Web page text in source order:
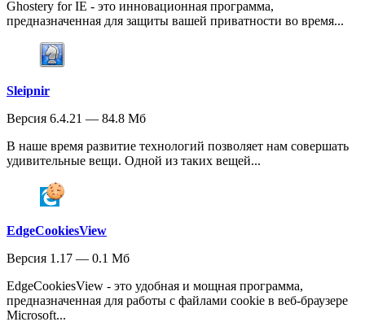
Ghostery for IE - это инновационная программа,
предназначенная для защиты вашей приватности во время...
Sleipnir
Версия 6.4.21 — 84.8 Мб
В наше время развитие технологий позволяет нам совершать
удивительные вещи. Одной из таких вещей...
EdgeCookiesView
Версия 1.17 — 0.1 Мб
EdgeCookiesView - это удобная и мощная программа,
предназначенная для работы с файлами cookie в веб-браузере
Microsoft...